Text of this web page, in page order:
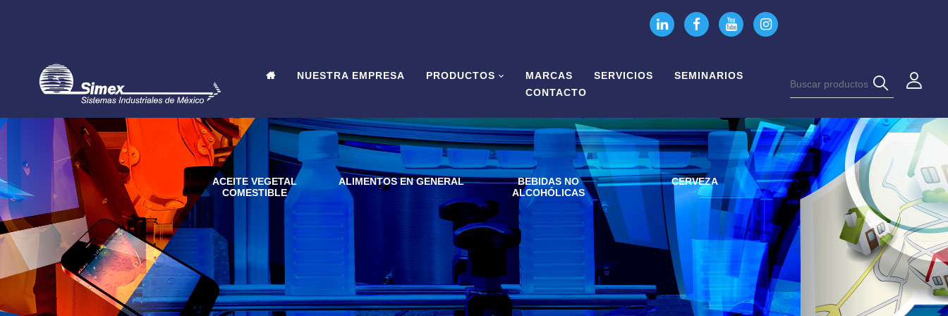
NUESTRA EMPRESA PRODUCTOS MARCAS SERVICIOS
SEMINARIOS
CONTACTO
VINOS Y LICORES
ACEITE VEGETAL
COMESTIBLE
ALIMENTOS EN GENERAL
BEBIDAS NO
ALCOHÓLICAS
CERVEZA
JONATHAN